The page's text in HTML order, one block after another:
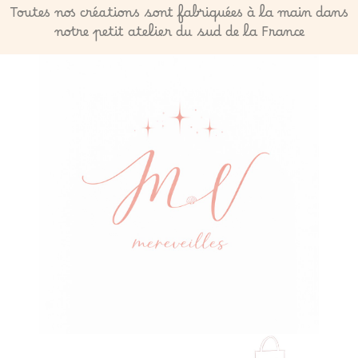
Toutes nos créations sont fabriquées à la main dans
notre petit atelier du sud de la France